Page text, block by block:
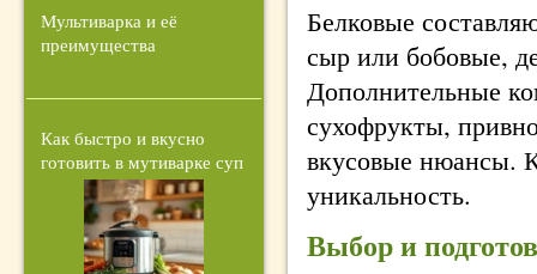
Белковые
сыр или бобовые,
Дополнительные
сухофрукты,
вкусовые нюансы.
уникальность.
Выбор и
Мультиварка и её
преимущества
Как быстро и вкусно
готовить в мутиварке суп